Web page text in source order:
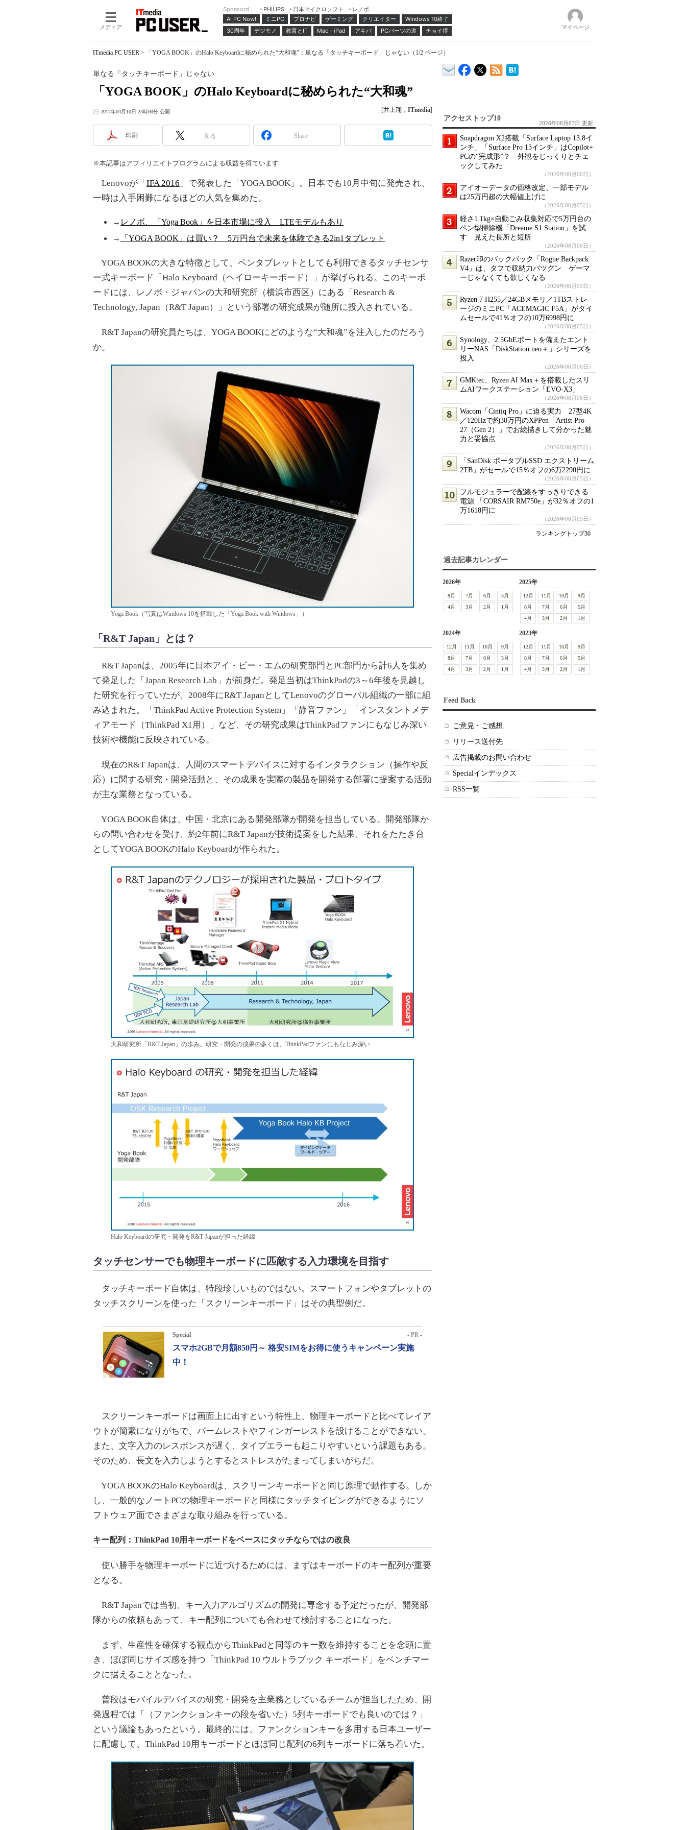
メディア
Sponsord｜ PHILIPS 日本マイクロソフト
レノボ
AI PC Now!
ミニPC プロナビ ゲーミング クリエイター
Windows 10終了
30周年
デジモノ 教育とIT Mac・iPad アキバ PCパーツの道 チョイ得 マイページ
ITmedia PC USER > 「YOGA BOOK」のHalo Keyboardに秘められた“大和魂”：単なる「タッチキーボード」じゃない（1/2 ページ）
「YOGA BOOK」のHalo Keyboardに秘められた“大和魂”
単なる「タッチキーボード」じゃない
2017年04月10日 23時00分 公開 [井上翔 ， ITmedia]
印刷 見る Share
※本記事はアフィリエイトプログラムによる収益を得ています
Lenovoが「 IFA 2016 」で発表した「YOGA BOOK」。日本でも10月中旬に発売され、
一時は入手困難になるほどの人気を集めた。
→ レノボ、「Yoga Book」を日本市場に投入 LTEモデルもあり
→
「YOGA BOOK」は買い？ 5万円台で未来を体験できる2in1タブレット
YOGA BOOKの大きな特徴として、ペンタブレットとしても利用できるタッチセンサ
ー式キーボード「Halo Keyboard（ヘイローキーボード）」が挙げられる。このキーボ
ードには、レノボ・ジャパンの大和研究所（横浜市西区）にある「Research &
Technology, Japan（R&T Japan）」という部署の研究成果が随所に投入されている。
R&T Japanの研究員たちは、YOGA BOOKにどのような“大和魂”を注入したのだろう
か。
Yoga Book（写真はWindows 10を搭載した「Yoga Book with Windows」）
「R&T Japan」とは？
R&T Japanは、2005年に日本アイ・ビー・エムの研究部門とPC部門から計6人を集め
て発足した「Japan Research Lab」が前身だ。発足当初はThinkPadの3～6年後を見越し
た研究を行っていたが、2008年にR&T JapanとしてLenovoのグローバル組織の一部に組
み込まれた。「ThinkPad Active Protection System」「静音ファン」「インスタントメデ
ィアモード（ThinkPad X1用）」など、その研究成果はThinkPadファンにもなじみ深い
技術や機能に反映されている。
現在のR&T Japanは、人間のスマートデバイスに対するインタラクション（操作や反
応）に関する研究・開発活動と、その成果を実際の製品を開発する部署に提案する活動
が主な業務となっている。
YOGA BOOK自体は、中国・北京にある開発部隊が開発を担当している。開発部隊か
らの問い合わせを受け、約2年前にR&T Japanが技術提案をした結果、それをたたき台
としてYOGA BOOKのHalo Keyboardが作られた。
大和研究所「R&T Japan」の歩み。研究・開発の成果の多くは、ThinkPadファンにもなじみ深い
Halo Keyboardの研究・開発をR&T Japanが担った経緯
タッチセンサーでも物理キーボードに匹敵する入力環境を目指す
タッチキーボード自体は、特段珍しいものではない。スマートフォンやタブレットの
タッチスクリーンを使った「スクリーンキーボード」はその典型例だ。
Special - PR -
スマホ2GBで月額850円～ 格安SIMをお得に使うキャンペーン実施
中！
スクリーンキーボードは画面上に出すという特性上、物理キーボードと比べてレイア
ウトが簡素になりがちで、パームレストやフィンガーレストを設けることができない。
また、文字入力のレスポンスが遅く、タイプエラーも起こりやすいという課題もある。
そのため、長文を入力しようとするとストレスがたまってしまいがちだ。
YOGA BOOKのHalo Keyboardは、スクリーンキーボードと同じ原理で動作する。しか
し、一般的なノートPCの物理キーボードと同様にタッチタイピングができるようにソ
フトウェア面でさまざまな取り組みを行っている。
キー配列：ThinkPad 10用キーボードをベースにタッチならではの改良
使い勝手を物理キーボードに近づけるためには、まずはキーボードのキー配列が重要
となる。
R&T Japanでは当初、キー入力アルゴリズムの開発に専念する予定だったが、開発部
隊からの依頼もあって、キー配列についても合わせて検討することになった。
まず、生産性を確保する観点からThinkPadと同等のキー数を維持することを念頭に置
き、ほぼ同じサイズ感を持つ「ThinkPad 10 ウルトラブック キーボード」をベンチマー
クに据えることとなった。
普段はモバイルデバイスの研究・開発を主業務としているチームが担当したため、開
発過程では「（ファンクションキーの段を省いた）5列キーボードでも良いのでは？」
という議論もあったという。最終的には、ファンクションキーを多用する日本ユーザー
に配慮して、ThinkPad 10用キーボードとほぼ同じ配列の6列キーボードに落ち着いた。
アクセストップ10
2026年08月07日 更新
Snapdragon X2搭載「Surface Laptop 13.8イ
ンチ」「Surface Pro 13インチ」はCopilot+
PCの“完成形”？ 外観をじっくりとチェ
ックしてみた
（2026年08月06日）
アイオーデータの価格改定、一部モデル
は25万円超の大幅値上げに
（2026年08月05日）
軽さ1.1kg×自動ごみ収集対応で5万円台の
ペン型掃除機「Dreame S1 Station」を試
す 見えた長所と短所
（2026年08月06日）
Razer印のバックパック「Rogue Backpack
V4」は、タフで収納力バツグン ゲーマ
ーじゃなくても欲しくなる
（2026年08月05日）
Ryzen 7 H255／24GBメモリ／1TBストレ
ージのミニPC「ACEMAGIC F5A」がタイ
ムセールで41％オフの10万6998円に
（2026年08月05日）
Synology、2.5GbEポートを備えたエント
リーNAS「DiskStation neo＋」シリーズを
投入
（2026年08月06日）
GMKtec、Ryzen AI Max＋を搭載したスリ
ムAIワークステーション「EVO-X3」
（2026年08月06日）
Wacom「Cintiq Pro」に迫る実力 27型4K
／120Hzで約30万円のXPPen「Artist Pro
27（Gen 2）」でお絵描きして分かった魅
力と妥協点
（2026年08月05日）
「SanDisk ポータブルSSD エクストリーム
2TB」がセールで15％オフの6万2290円に
（2026年08月05日）
フルモジュラーで配線をすっきりできる
電源 「CORSAIR RM750e」が32％オフの1
万1618円に
（2026年08月05日）
ランキングトップ30
過去記事カレンダー
2026年
8月 7月 6月
5月
4月
3月 2月 1月
2025年
12月 11月 10月
9月
8月
7月 6月
5月
4月
3月 2月 1月
2024年
12月 11月 10月
9月
8月
7月 6月
5月
4月
3月 2月 1月
2023年
12月 11月 10月
9月
8月
7月 6月
5月
4月
3月 2月 1月
Feed Back
ご意見・ご感想
リリース送付先
広告掲載のお問い合わせ
Specialインデックス
RSS一覧